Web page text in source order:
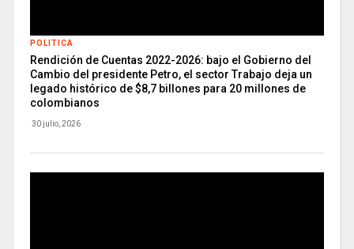
POLITICA
Rendición de Cuentas 2022-2026: bajo el Gobierno del
Cambio del presidente Petro, el sector Trabajo deja un
legado histórico de $8,7 billones para 20 millones de
colombianos
30 julio, 2026